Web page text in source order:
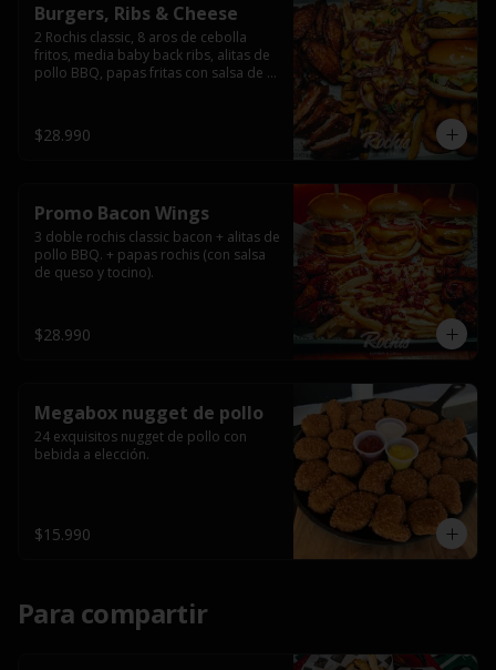
Burgers, Ribs & Cheese
2 Rochis classic, 8 aros de cebolla
fritos, media baby back ribs, alitas de
pollo BBQ, papas fritas con salsa de
$28.990
Promo Bacon Wings
3 doble rochis classic bacon + alitas de
pollo BBQ. + papas rochis (con salsa
de queso y tocino).
$28.990
Megabox nugget de pollo
24 exquisitos nugget de pollo con
bebida a elección.
$15.990
Para compartir